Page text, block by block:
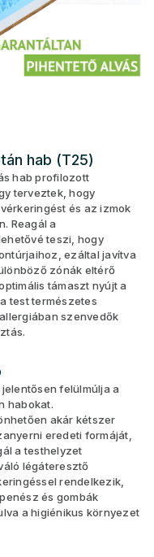
hab (T25)
hab profilozott
terveztek, hogy
és az izmok
Reagál a
teszi, hogy
ezáltal javítva
zónák eltérő
támaszt nyújt a
test természetes
szenvedők
felülmúlja a
habokat.
akár kétszer
eredeti formáját,
a testhelyzet
légáteresztő
rendelkezik,
és gombák
a higiénikus környezet